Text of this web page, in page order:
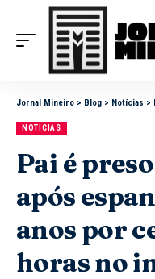
Jornal Mineiro > Blog > Notícias >
NOTÍCIAS
Pai é
após
anos por
horas no